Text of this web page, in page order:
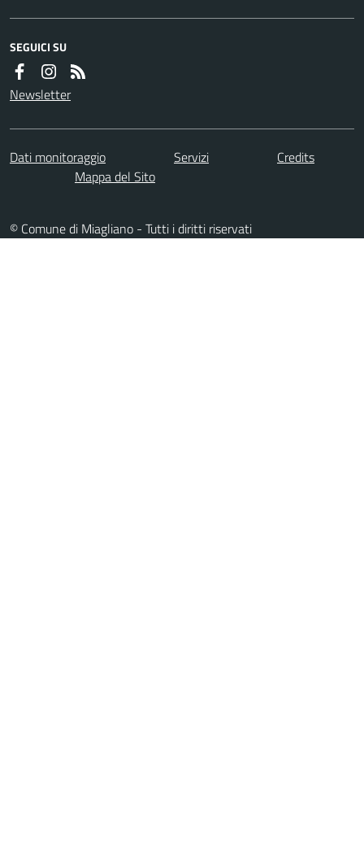
SEGUICI SU
Newsletter
Dati monitoraggio Servizi
Credits
Mappa del Sito
© Comune di Miagliano - Tutti i diritti riservati